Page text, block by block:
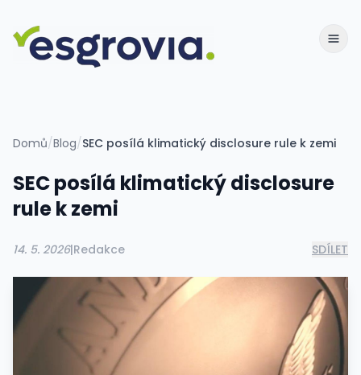
Domů/Blog/SEC posílá klimatický disclosure rule k zemi
SEC posílá klimatický disclosure
rule k zemi
14. 5. 2026|Redakce SDÍLET